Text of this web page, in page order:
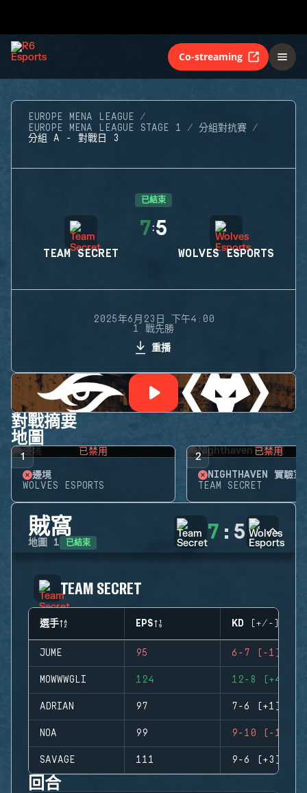
Co-streaming
EUROPE MENA LEAGUE
EUROPE MENA LEAGUE STAGE 1
分組對抗賽
分組 A - 對戰日 3
已結束
TEAM SECRET
7:5
WOLVES ESPORTS
2025年6月23日 下午4:00
1 戰先勝
重播
對戰摘要
地圖
1 已禁用
邊境
WOLVES ESPORTS
2 已禁用
NIGHTHAVEN 實驗室
TEAM SECRET
賊窩
地圖 1 已結束 7 : 5
TEAM SECRET
選手 EPS KD (+/-)
JUME 95 6-7 (-1)
MOWWWGLI 124 12-8 (+4)
ADRIAN 97 7-6 (+1)
NOA 99 9-10 (-1)
SAVAGE 111 9-6 (+3)
回合